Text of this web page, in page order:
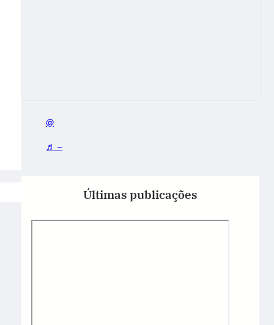
@
♬ –
Últimas publicações